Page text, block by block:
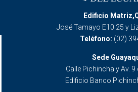
Edificio
José Tamayo E10 25 y
Teléfono: (02)
Sede
Calle Pichincha y Av. 9
Edificio Banco